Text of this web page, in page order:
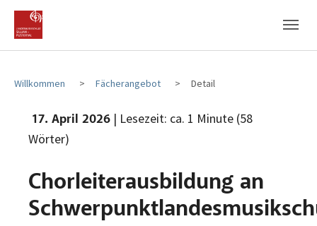
Zum Hauptinhalt
Zum Fußbereich
Willkommen Fächerangebot Detail
17. April 2026 | Lesezeit: ca. 1 Minute (58
Wörter)
Chorleiterausbildung an